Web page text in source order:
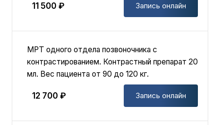
11 500 ₽ Запись онлайн
MPT одного отдела позвоночника с
контрастированием. Контрастный препарат 20
мл. Вес пациента от 90 до 120 кг.
12 700 ₽ Запись онлайн